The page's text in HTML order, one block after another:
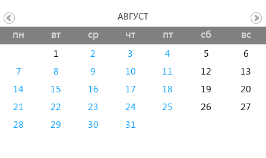
пн вт ср чт пт сб вс
1 2 3 4 5
6
7
8 9 10 11 12
13
14
15 16 17 18 19
20
21
22 23 24 25 26
27
28
29 30 31
АВГУСТ